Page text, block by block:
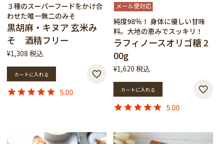
３種のスーパーフードをかけ合
わせた唯一無二のみそ
黒胡麻・キヌア 玄米み
そ 酒精フリー
¥1,308 税込
カートに入れる
5.00
メール便対応
純度98％！ 身体に優しい甘味
料。大地の恵みでスッキリ！
ラフィノースオリゴ糖 2
00g
¥1,620 税込
カートに入れる
5.00